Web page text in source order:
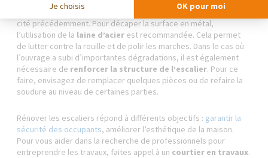
La rénovation d’un escalier métallique suit le même procédé que
cité précédemment. Pour décaper la surface en métal,
l’utilisation de la laine d’acier est recommandée. Cela permet
de lutter contre la rouille et de polir les marches. Dans le cas où
l’ouvrage a subi d’importantes dégradations, il est également
nécessaire de renforcer la structure de l’escalier. Pour ce
faire, envisagez de remplacer quelques pièces ou de refaire la
soudure au niveau de certaines parties.
Rénover les escaliers répond à différents objectifs : garantir la
sécurité des occupants, améliorer l’esthétique de la maison.
Pour vous aider dans la recherche de professionnels pour
entreprendre les travaux, faites appel à un courtier en travaux.
Je choisis OK pour moi